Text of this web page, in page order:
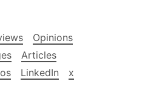
Opinions
Articles
LinkedIn
x